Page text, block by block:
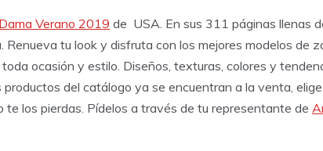
Verano 2019 de USA. En sus 311 páginas llenas
Renueva tu look y disfruta con los mejores modelos de
ocasión y estilo. Diseños, texturas, colores y
productos del catálogo ya se encuentran a la venta,
te los pierdas. Pídelos a través de tu representante de